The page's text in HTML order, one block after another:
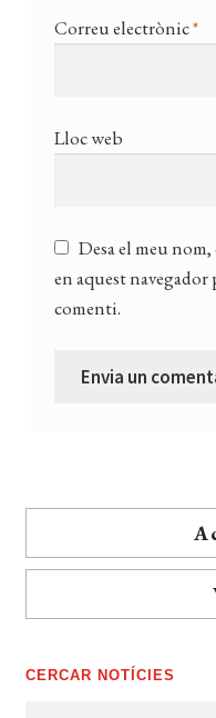
Correu electrònic*
Lloc web
Desa el meu
en aquest navegador
comenti.
CERCAR NOTÍCIES